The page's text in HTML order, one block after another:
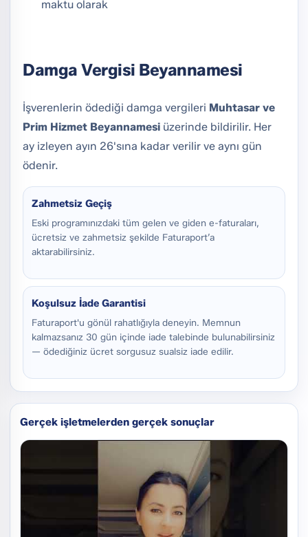
maktu olarak
Damga Vergisi Beyannamesi
İşverenlerin ödediği damga vergileri Muhtasar ve
Prim Hizmet Beyannamesi üzerinde bildirilir. Her
ay izleyen ayın 26'sına kadar verilir ve aynı gün
ödenir.
Zahmetsiz Geçiş
Eski programınızdaki tüm gelen ve giden e-faturaları,
ücretsiz ve zahmetsiz şekilde Faturaport’a
aktarabilirsiniz.
Koşulsuz İade Garantisi
Faturaport'u gönül rahatlığıyla deneyin. Memnun
kalmazsanız 30 gün içinde iade talebinde bulunabilirsiniz
— ödediğiniz ücret sorgusuz sualsiz iade edilir.
Gerçek işletmelerden gerçek sonuçlar